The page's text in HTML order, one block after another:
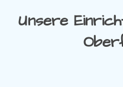
Unsere